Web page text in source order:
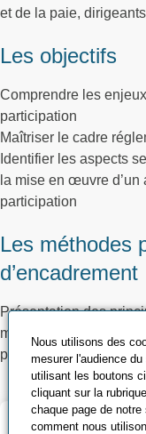
et de la paie,
Les objectifs
Comprendre les
participation
Maîtriser le cadre
Identifier les aspects
la mise en œuvre d’un
participation
Les méthodes
d’encadrement
Présentation des
mises en situation
pédagogique
Validation et
Nous utilisons des
mesurer l'audience
utilisant les boutons
cliquant sur la
chaque page de
comment nous